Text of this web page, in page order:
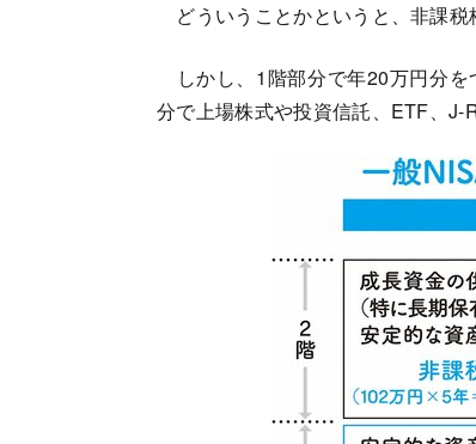
どういうことかというと、非課税
しかし、1階部分で年20万円分を
分で上場株式や投資信託、ETF、J-